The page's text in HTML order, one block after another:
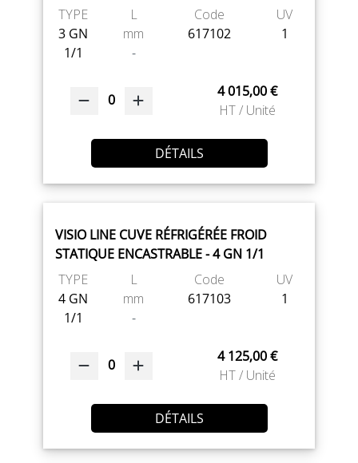
TYPE
3 GN
1/1
L
mm
-
Code
617102
UV
1
0
4 015,00 €
HT / Unité
DÉTAILS
VISIO LINE CUVE RÉFRIGÉRÉE FROID
STATIQUE ENCASTRABLE - 4 GN 1/1
TYPE
4 GN
1/1
L
mm
-
Code
617103
UV
1
0
4 125,00 €
HT / Unité
DÉTAILS